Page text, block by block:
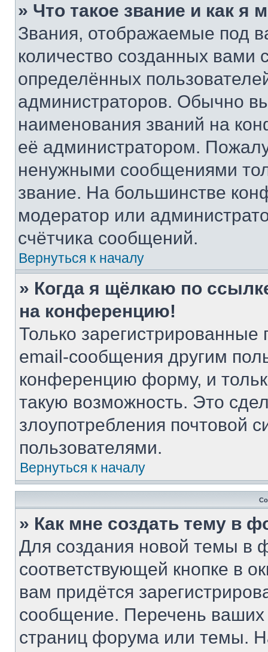
» Что такое звание и как я
Звания, отображаемые под
количество созданных
определённых
администраторов. Обычно
наименования званий на
её администратором.
ненужными сообщениями
звание. На большинстве
модератор или
счётчика сообщений.
Вернуться к началу
» Когда я щёлкаю по
на конференцию!
Только зарегистрированные
email-сообщения другим
конференцию форму, и
такую возможность. Это
злоупотребления почтовой
пользователями.
Вернуться к началу
» Как мне создать тему в
Для создания новой темы в
соответствующей кнопке в
вам придётся
сообщение. Перечень ваших
страниц форума или темы.